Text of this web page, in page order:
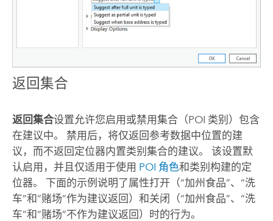
返回集合
返回集合设置允许您启用或禁用集合（POI 类别）包含
在建议中。 禁用后，将仅返回参考数据中位置的建
议，而不返回定位器内置类别集合的建议。 该设置默
认启用，并且仅适用于使用 POI 角色和类别构建的定
位器。 下面的示例说明了属性打开（“加州食品”、“洗
车”和“赌场”作为建议返回）和关闭（“加州食品”、“洗
车”和“赌场”不作为建议返回）时的行为。